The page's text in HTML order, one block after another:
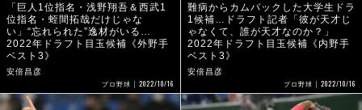
「巨人1位指名・浅野翔吾＆西武1
位指名・蛭間拓哉だけじゃな
い」“忘れられた”逸材がいる…
2022年ドラフト目玉候補《外野手
ベスト3》
安倍昌彦
プロ野球 2022/10/16
難病からカムバックした大学生ドラ
1候補…ドラフト記者「彼が天才じ
ゃなくて、誰が天才なのか？」
2022年ドラフト目玉候補《内野手
ベスト3》
安倍昌彦
プロ野球 2022/10/16